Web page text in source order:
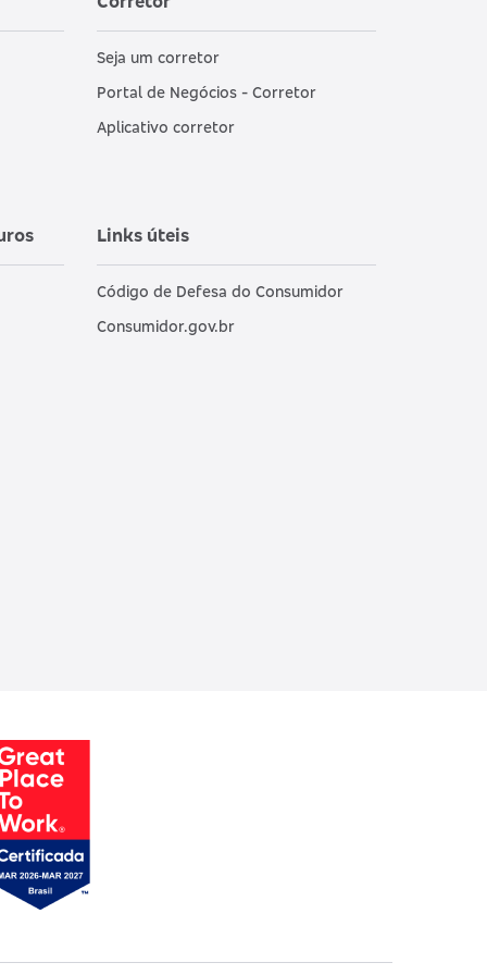
Seja um corretor
Portal de Negócios - Corretor
Aplicativo corretor
Links úteis
Código de Defesa do Consumidor
Consumidor.gov.br